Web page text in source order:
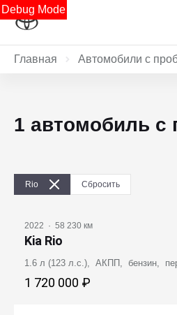
Debug Mode
Главная Автомобили с
1 автомобиль с
Rio Сбросить
2022 · 58 230 км
Kia Rio
1.6 л (123 л.с.), АКПП, бензин,
1 720 000 ₽